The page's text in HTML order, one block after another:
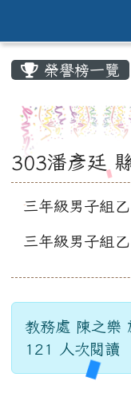
花蓮縣花蓮
榮譽榜一覽
303潘彥廷
三年級男子組
三年級男子組
教務處 陳之樂
121 人次閱讀